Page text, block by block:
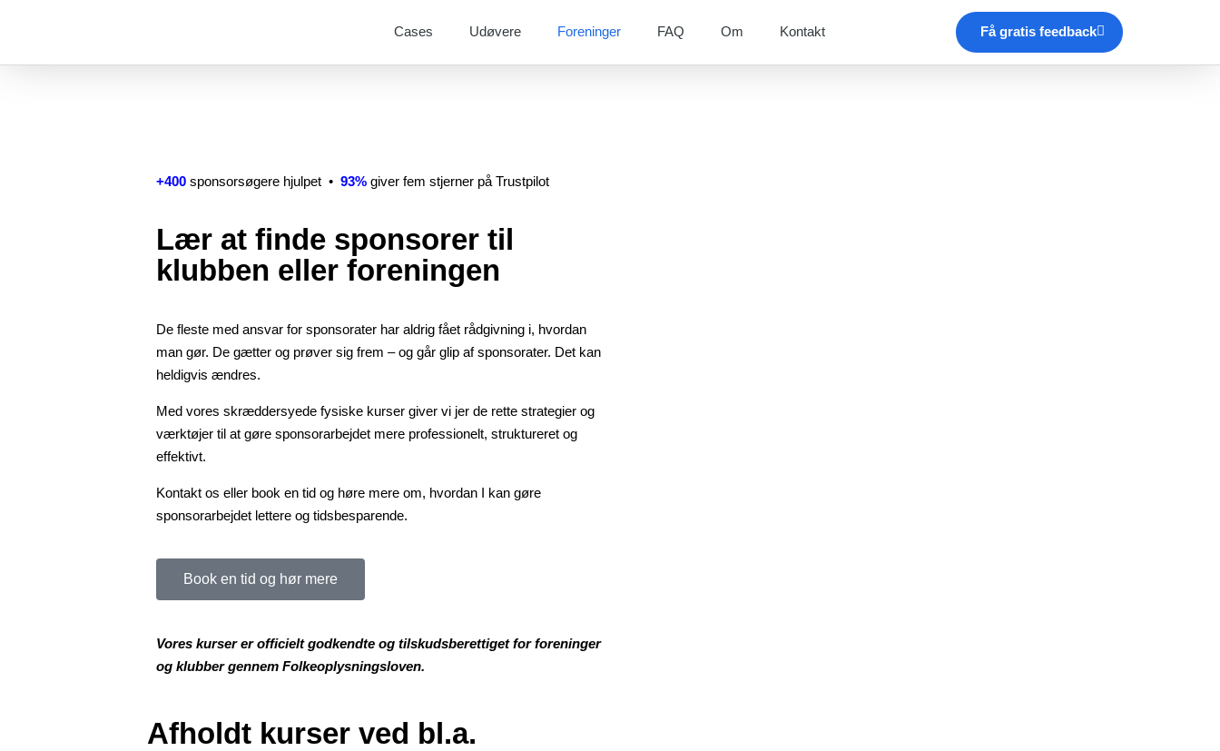
Cases Udøvere Foreninger FAQ Om Kontakt Få gratis feedback
+400 sponsorsøgere hjulpet • 93% giver fem stjerner på Trustpilot
Lær at finde sponsorer til
klubben eller foreningen
De fleste med ansvar for sponsorater har aldrig fået rådgivning i, hvordan
man gør. De gætter og prøver sig frem – og går glip af sponsorater. Det kan
heldigvis ændres.
Med vores skræddersyede fysiske kurser giver vi jer de rette strategier og
værktøjer til at gøre sponsorarbejdet mere professionelt, struktureret og
effektivt.
Kontakt os eller book en tid og høre mere om, hvordan I kan gøre
sponsorarbejdet lettere og tidsbesparende.
Book en tid og hør mere
Vores kurser er officielt godkendte og tilskudsberettiget for foreninger
og klubber gennem Folkeoplysningsloven.
Afholdt kurser ved bl.a.